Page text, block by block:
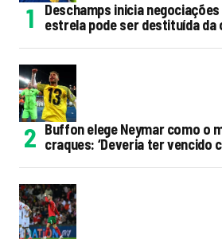
Deschamps inicia negociações
estrela pode ser destituída da
Buffon elege Neymar como o
craques: ‘Deveria ter vencido